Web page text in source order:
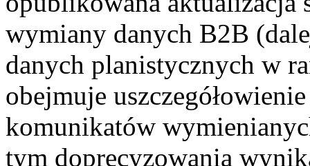
wymiany danych B2B
danych planistycznych w
obejmuje
komunikatów
tym doprecyzowania